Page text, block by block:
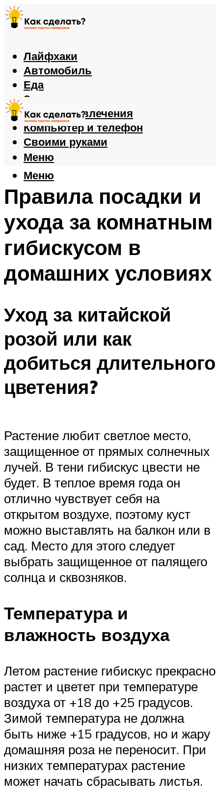
Лайфхаки
Автомобиль
Еда
Здоровье
Игры и развлечения
Компьютер и телефон
Своими руками
Меню
Меню
Правила посадки и
ухода за комнатным
гибискусом в
домашних условиях
Уход за китайской
розой или как
добиться длительного
цветения?
Растение любит светлое место,
защищенное от прямых солнечных
лучей. В тени гибискус цвести не
будет. В теплое время года он
отлично чувствует себя на
открытом воздухе, поэтому куст
можно выставлять на балкон или в
сад. Место для этого следует
выбрать защищенное от палящего
солнца и сквозняков.
Температура и
влажность воздуха
Летом растение гибискус прекрасно
растет и цветет при температуре
воздуха от +18 до +25 градусов.
Зимой температура не должна
быть ниже +15 градусов, но и жару
домашняя роза не переносит. При
низких температурах растение
может начать сбрасывать листья.